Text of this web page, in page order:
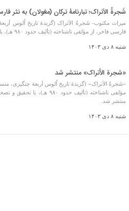
شَجرة‌ُ الاَتراک؛ تبارنامۀ ترکان (مغولان) به نثر
میراث مکتوب- شَجرة‌ُ الاَتراک (گزیدۀ تاریخ اُلوس
فارسی فاخر، از مؤلفی ناشناخته (تألیف حدود ۹۸۰ هـ)، با تحقیق و ...
شنبه ۸ دی ۱۴۰۳
«شجرة الأتراک» منتشر شد
«شَجرة‌ُ الاَتراک» (گزیدۀ تاریخ اُلوس اَربعۀ چنگیزی،
مؤلفی ناشناخته (تألیف
منتشر شد.
شنبه ۸ دی ۱۴۰۳